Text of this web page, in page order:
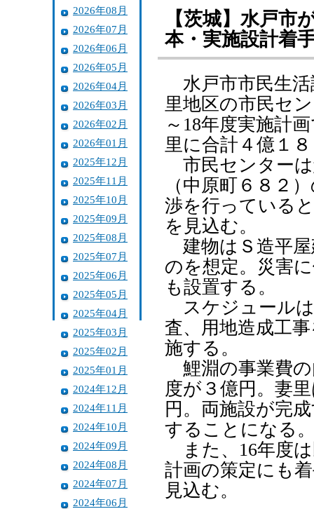
2026年08月
2026年07月
2026年06月
2026年05月
2026年04月
2026年03月
2026年02月
2026年01月
2025年12月
2025年11月
2025年10月
2025年09月
2025年08月
2025年07月
2025年06月
2025年05月
2025年04月
2025年03月
2025年02月
2025年01月
2024年12月
2024年11月
2024年10月
2024年09月
2024年08月
2024年07月
2024年06月
【茨城】水戸市
本・実施設計着
水戸市市民生活
里地区の市民セ
～18年度実施計
里に合計４億１
市民センターは
（中原町６８２
渉を行っている
を見込む。
建物はＳ造平屋
のを想定。災害
も設置する。
スケジュールは
査、用地造成工
施する。
鯉淵の事業費の
度が３億円。妻
円。両施設が完
することになる
また、16年度
計画の策定にも
見込む。